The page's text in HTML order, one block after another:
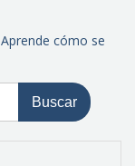
Aprende cómo se